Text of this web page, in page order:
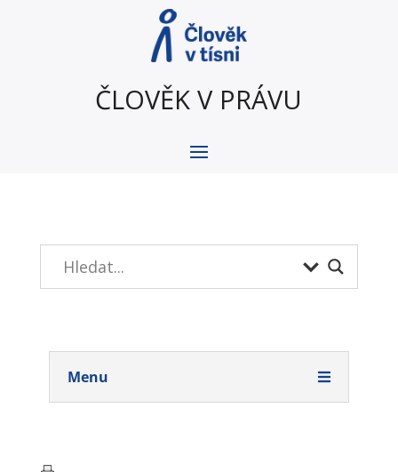
ČLOVĚK V PRÁVU
Menu